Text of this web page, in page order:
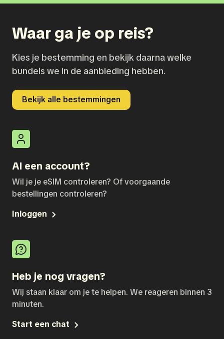
Waar ga je op reis?
Kies je bestemming en bekijk daarna welke
bundels we in de aanbieding hebben.
Bekijk alle bestemmingen
Al een account?
Wil je je eSIM controleren? Of voorgaande
bestellingen controleren?
Inloggen
Heb je nog vragen?
Wij staan klaar om je te helpen. We reageren binnen 3
minuten.
Start een chat